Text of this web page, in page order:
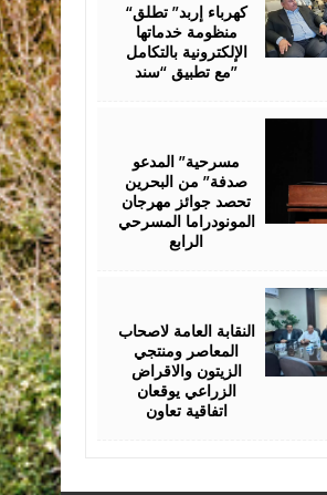
“كهرباء إربد” تطلق
منظومة خدماتها
الإلكترونية بالتكامل
مع تطبيق “سند”
مسرحية” المدعو
صدفة” من البحرين
تحصد جوائز مهرجان
المونودراما المسرحي
الرابع
النقابة العامة لاصحاب
المعاصر ومنتجي
الزيتون والاقراض
الزراعي يوقعان
اتفاقية تعاون
2026